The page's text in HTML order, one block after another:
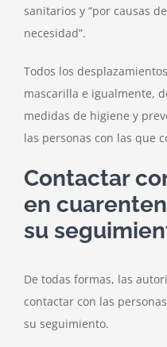
sanitarios y “por causas
necesidad”.
Todos los
mascarilla e igualmente,
medidas de higiene y
las personas con las que
Contactar
en
su
De todas formas, las
contactar con las
su seguimiento.